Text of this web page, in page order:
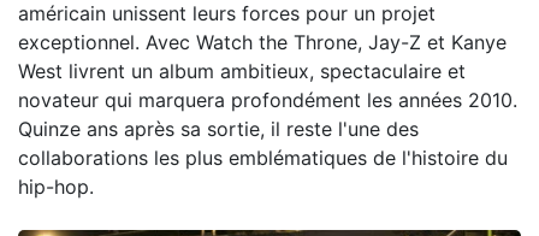
américain unissent leurs forces pour un projet
exceptionnel. Avec Watch the Throne, Jay-Z et Kanye
West livrent un album ambitieux, spectaculaire et
novateur qui marquera profondément les années 2010.
Quinze ans après sa sortie, il reste l'une des
collaborations les plus emblématiques de l'histoire du
hip-hop.